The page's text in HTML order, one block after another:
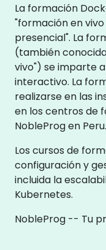
La formación
"formación en
presencial". La
(también
vivo") se imparte
interactivo. La
realizarse en las
en los centros de
NobleProg en Peru.
Los cursos de
configuración y
incluida la
Kubernetes.
NobleProg -- Tu